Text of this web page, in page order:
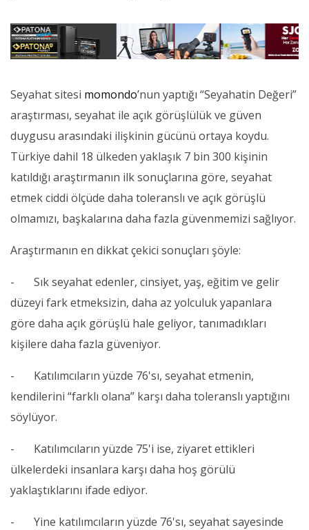
Seyahat sitesi momondo’nun yaptığı “Seyahatin Değeri”
araştırması, seyahat ile açık görüşlülük ve güven
duygusu arasındaki ilişkinin gücünü ortaya koydu.
Türkiye dahil 18 ülkeden yaklaşık 7 bin 300 kişinin
katıldığı araştırmanın ilk sonuçlarına göre, seyahat
etmek ciddi ölçüde daha toleranslı ve açık görüşlü
olmamızı, başkalarına daha fazla güvenmemizi sağlıyor.
Araştırmanın en dikkat çekici sonuçları şöyle:
- Sık seyahat edenler, cinsiyet, yaş, eğitim ve gelir
düzeyi fark etmeksizin, daha az yolculuk yapanlara
göre daha açık görüşlü hale geliyor, tanımadıkları
kişilere daha fazla güveniyor.
- Katılımcıların yüzde 76'sı, seyahat etmenin,
kendilerini “farklı olana” karşı daha toleranslı yaptığını
söylüyor.
- Katılımcıların yüzde 75'i ise, ziyaret ettikleri
ülkelerdeki insanlara karşı daha hoş görülü
yaklaştıklarını ifade ediyor.
- Yine katılımcıların yüzde 76'sı, seyahat sayesinde